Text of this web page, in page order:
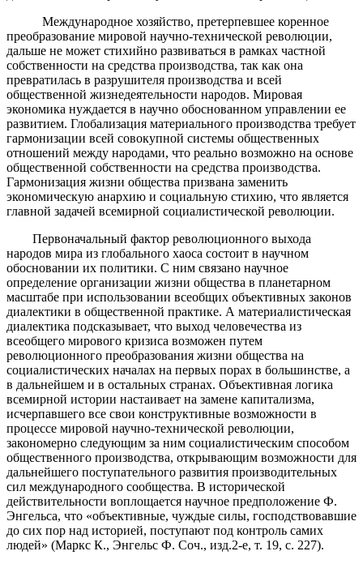
Международное хозяйство, претерпевшее коренное
преобразование мировой научно-технической революции,
дальше не может стихийно развиваться в рамках частной
собственности на средства производства, так как она
превратилась в разрушителя производства и всей
общественной жизнедеятельности народов. Мировая
экономика нуждается в научно обоснованном управлении ее
развитием. Глобализация материального производства требует
гармонизации всей совокупной системы общественных
отношений между народами, что реально возможно на основе
общественной собственности на средства производства.
Гармонизация жизни общества призвана заменить
экономическую анархию и социальную стихию, что является
главной задачей всемирной социалистической революции.
Первоначальный фактор революционного выхода
народов мира из глобального хаоса состоит в научном
обосновании их политики. С ним связано научное
определение организации жизни общества в планетарном
масштабе при использовании всеобщих объективных законов
диалектики в общественной практике. А материалистическая
диалектика подсказывает, что выход человечества из
всеобщего мирового кризиса возможен путем
революционного преобразования жизни общества на
социалистических началах на первых порах в большинстве, а
в дальнейшем и в остальных странах. Объективная логика
всемирной истории настаивает на замене капитализма,
исчерпавшего все свои конструктивные возможности в
процессе мировой научно-технической революции,
закономерно следующим за ним социалистическим способом
общественного производства, открывающим возможности для
дальнейшего поступательного развития производительных
сил международного сообщества. В исторической
действительности воплощается научное предположение Ф.
Энгельса, что «объективные, чуждые силы, господствовавшие
до сих пор над историей, поступают под контроль самих
людей» (Маркс К., Энгельс Ф. Соч., изд.2-е, т. 19, с. 227).